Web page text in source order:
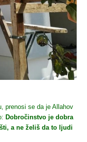
prenosi se da je Allahov
Dobročinstvo je dobra
a ne želiš da to ljudi